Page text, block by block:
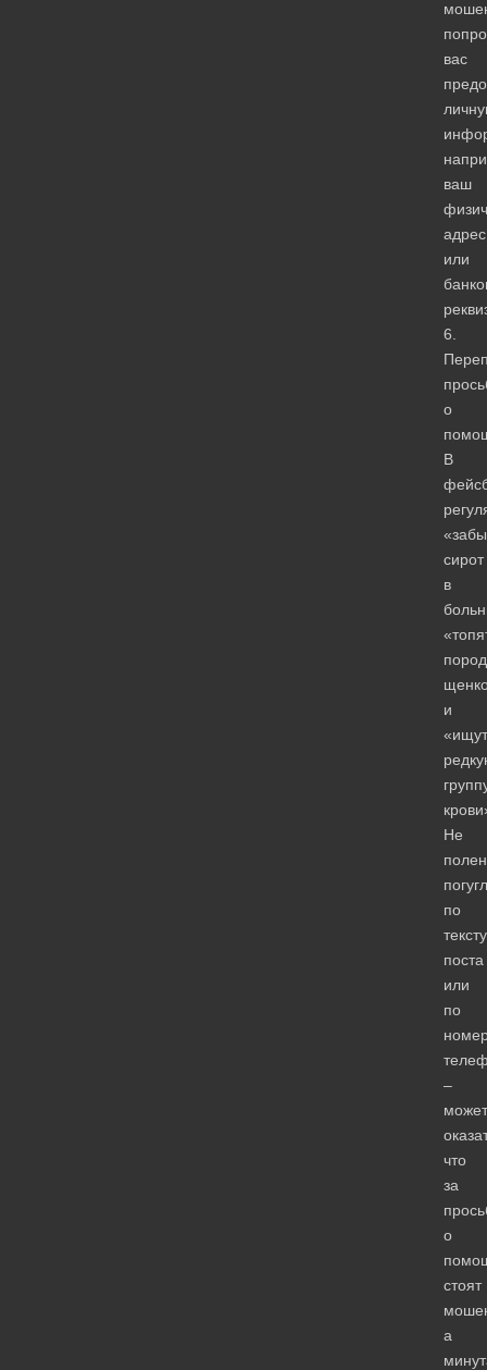
вас
ваш
адрес
или
6.
о
В
сирот
в
и
«ищут
Не
по
тексту
поста
или
по
–
может
что
за
о
стоят
а